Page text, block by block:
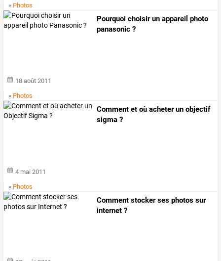
» Photos
Pourquoi choisir un appareil photo
panasonic ?
18 août 2011
» Photos
Comment et où acheter un objectif
sigma ?
4 mai 2011
» Photos
Comment stocker ses photos sur
internet ?